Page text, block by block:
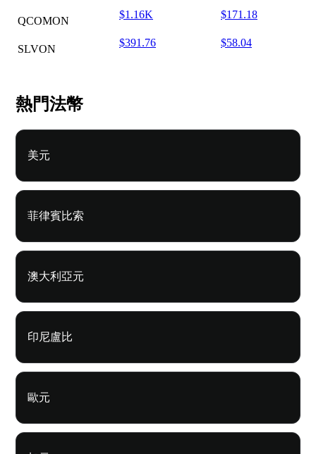
QCOMON
$1.16K $171.18
SLVON
$391.76 $58.04
熱門法幣
美元
菲律賓比索
澳大利亞元
印尼盧比
歐元